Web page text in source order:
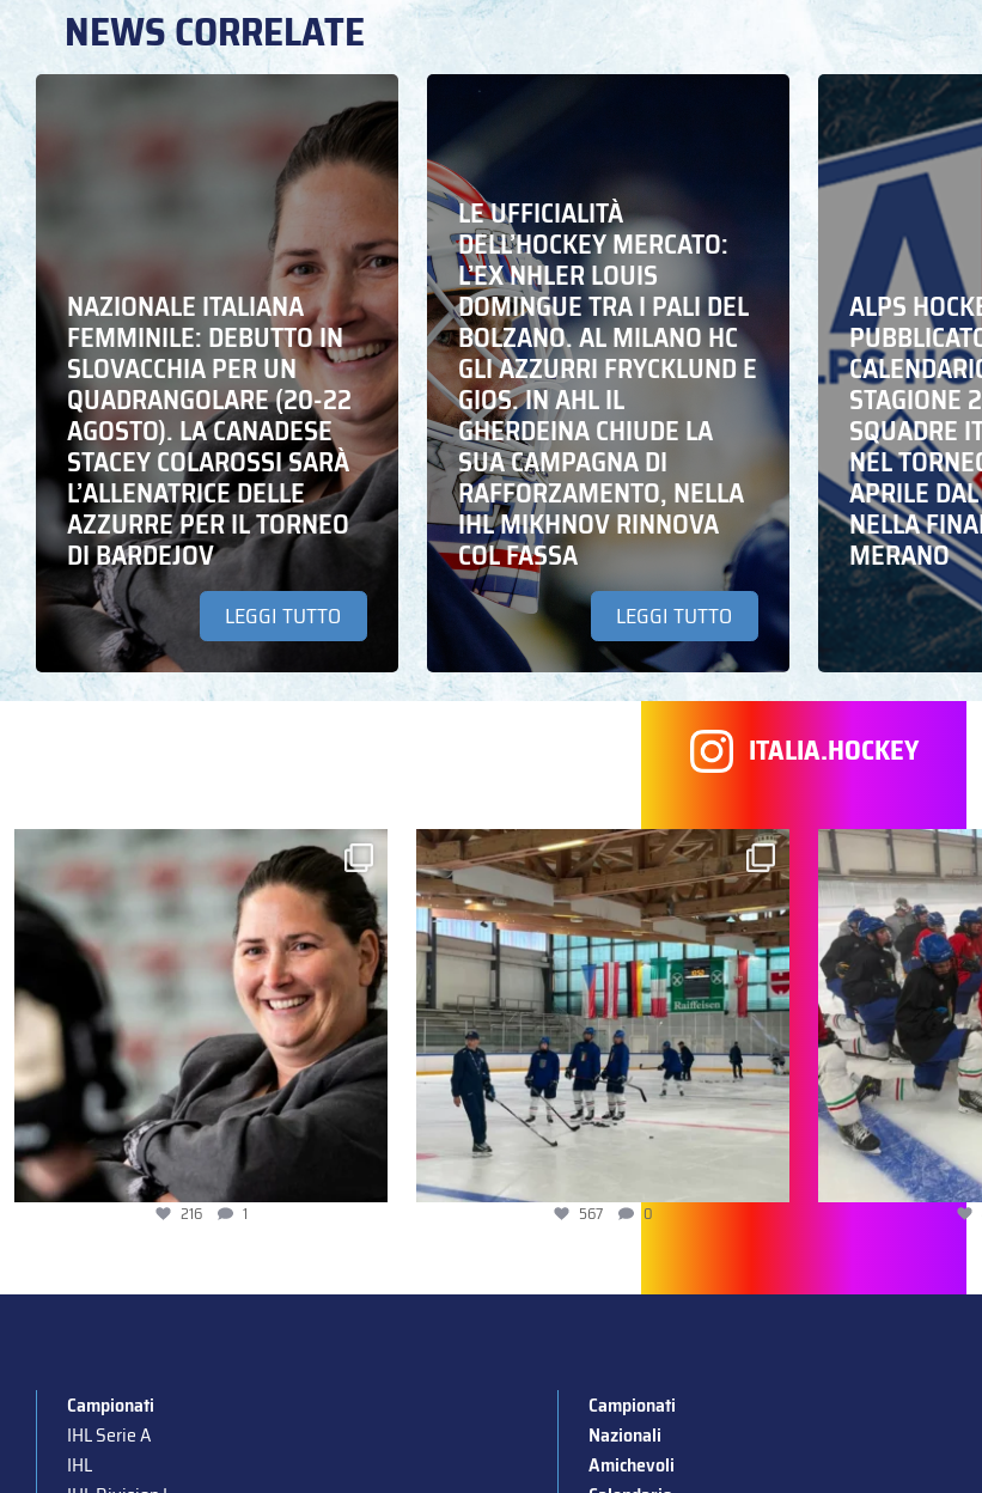
NEWS CORRELATE
NAZIONALE ITALIANA
FEMMINILE: DEBUTTO IN
SLOVACCHIA PER UN
QUADRANGOLARE (20-22
AGOSTO). LA CANADESE
STACEY COLAROSSI SARÀ
L’ALLENATRICE DELLE
AZZURRE PER IL TORNEO
DI BARDEJOV
LEGGI TUTTO
LE UFFICIALITÀ
DELL’HOCKEY MERCATO:
L’EX NHLER LOUIS
DOMINGUE TRA I PALI DEL
BOLZANO. AL MILANO HC
GLI AZZURRI FRYCKLUND E
GIOS. IN AHL IL
GHERDEINA CHIUDE LA
SUA CAMPAGNA DI
RAFFORZAMENTO, NELLA
IHL MIKHNOV RINNOVA
COL FASSA
LEGGI TUTTO
ALPS
STAGIONE
SQUADRE
NEL
APRILE
NELLA
MERANO
ITALIA.HOCKEY
216 1 567 0
Campionati
IHL Serie A
IHL
Campionati
Nazionali
Amichevoli